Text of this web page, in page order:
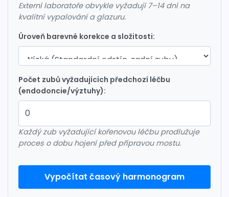
Externí laboratoře obvykle vyžadují 7–14 dní na
kvalitní vypalování a glazuru.
Úroveň barevné korekce a složitosti:
Počet zubů vyžadujících předchozí léčbu
(endodoncie/výztuhy):
Každý zub vyžadující kořenovou léčbu prodlužuje
proces o dobu hojení před přípravou mostu.
Vypočítat časový harmonogram